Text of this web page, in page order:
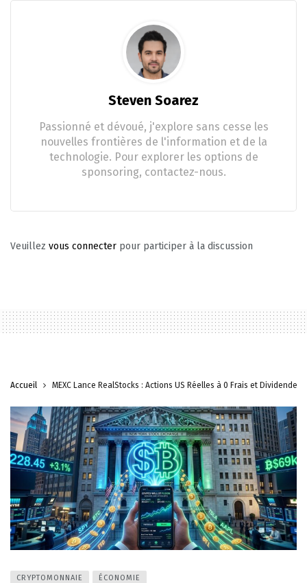
Steven Soarez
Passionné et dévoué, j'explore sans cesse les
nouvelles frontières de l'information et de la
technologie. Pour explorer les options de
sponsoring, contactez-nous.
Veuillez vous connecter pour participer à la discussion
Accueil MEXC Lance RealStocks : Actions US Réelles à 0 Frais et Dividendes
CRYPTOMONNAIE ÉCONOMIE